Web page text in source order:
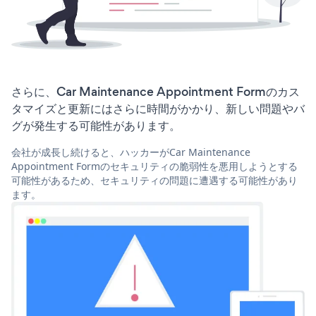
さらに、Car Maintenance Appointment Formのカス
タマイズと更新にはさらに時間がかかり、新しい問題やバ
グが発生する可能性があります。
会社が成長し続けると、ハッカーがCar Maintenance
Appointment Formのセキュリティの脆弱性を悪用しようとする
可能性があるため、セキュリティの問題に遭遇する可能性があり
ます。